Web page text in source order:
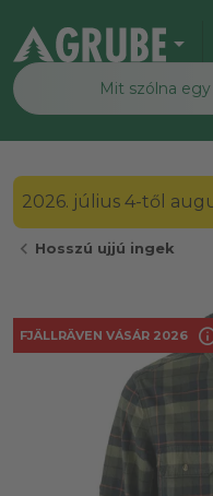
arrow_drop_down
2026. július 4-től
chevron_left Hosszú ujjú ingek
FJÄLLRÄVEN VÁSÁR 2026